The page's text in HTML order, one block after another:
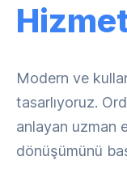
Modern ve
tasarlıyoruz.
anlayan uzman
dönüşümünü